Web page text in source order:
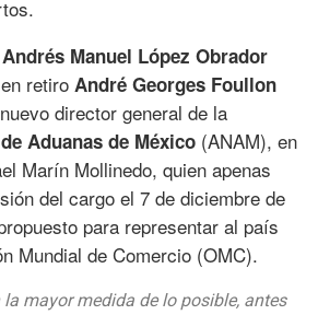
Andrés Manuel López Obrador
retiro André Georges Foullon
director general de la
Aduanas de México (ANAM), en
Marín Mollinedo, quien apenas
del cargo el 7 de diciembre de
para representar al país
Mundial de Comercio (OMC).
la mayor medida de lo posible, antes